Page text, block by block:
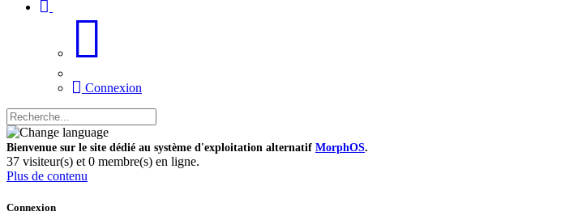
Connexion
Bienvenue sur le site dédié au système d'exploitation alternatif MorphOS.
37 visiteur(s) et 0 membre(s) en ligne.
Plus de contenu
Connexion